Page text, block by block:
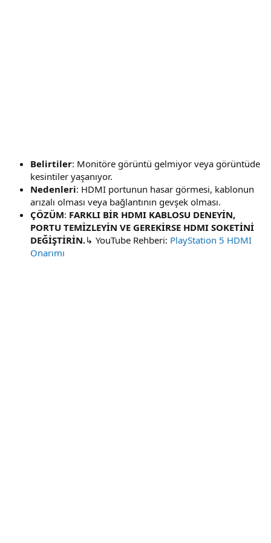
Belirtiler: Monitöre görüntü gelmiyor veya görüntüde
kesintiler yaşanıyor.
Nedenleri: HDMI portunun hasar görmesi, kablonun
arızalı olması veya bağlantının gevşek olması.
ÇÖZÜM: FARKLI BİR HDMI KABLOSU DENEYİN,
PORTU TEMİZLEYİN VE GEREKİRSE HDMI SOKETİNİ
DEĞİŞTİRİN.↳ YouTube Rehberi: PlayStation 5 HDMI
Onarımı